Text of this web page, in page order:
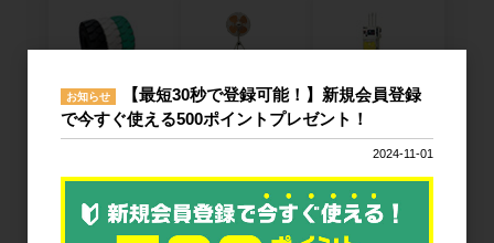
ノーパンクタ
イヤ
作業環境改善 廃棄物減容機
お知らせ
【最短30秒で登録可能！】新規会員登録
で今すぐ使える500ポイントプレゼント！
2024-11-01